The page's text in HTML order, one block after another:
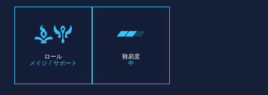
ロール
メイジ / サポート
難易度
中